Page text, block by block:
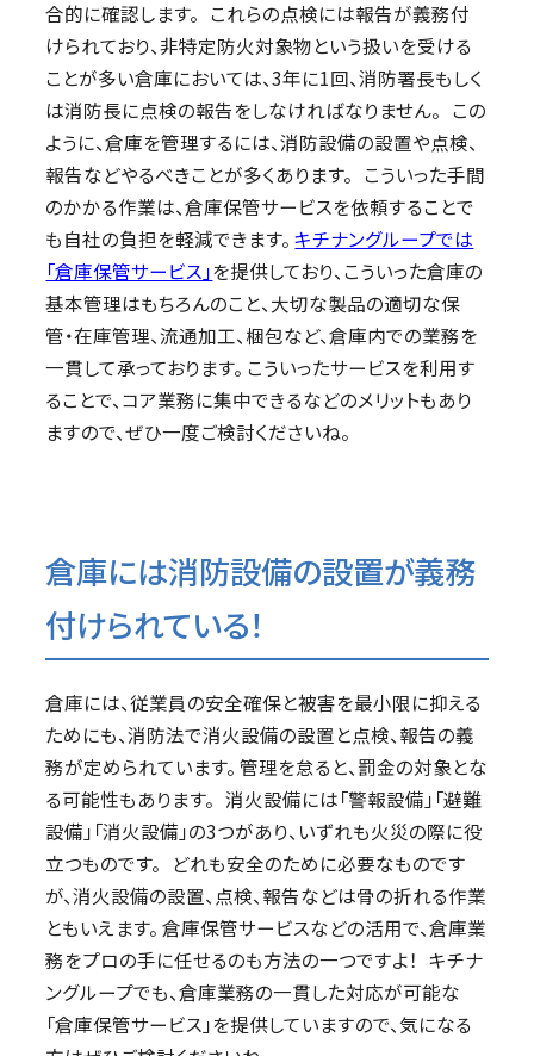
合的に確認します。 これらの点検には報告が義務付
けられており、非特定防火対象物という扱いを受ける
ことが多い倉庫においては、3年に1回、消防署長もしく
は消防長に点検の報告をしなければなりません。 この
ように、倉庫を管理するには、消防設備の設置や点検、
報告などやるべきことが多くあります。 こういった手間
のかかる作業は、倉庫保管サービスを依頼することで
も自社の負担を軽減できます。キチナングループでは
「倉庫保管サービス」を提供しており、こういった倉庫の
基本管理はもちろんのこと、大切な製品の適切な保
管・在庫管理、流通加工、梱包など、倉庫内での業務を
一貫して承っております。 こういったサービスを利用す
ることで、コア業務に集中できるなどのメリットもあり
ますので、ぜひ一度ご検討くださいね。
倉庫には消防設備の設置が義務
付けられている！
倉庫には、従業員の安全確保と被害を最小限に抑える
ためにも、消防法で消火設備の設置と点検、報告の義
務が定められています。 管理を怠ると、罰金の対象とな
る可能性もあります。 消火設備には「警報設備」「避難
設備」「消火設備」の3つがあり、いずれも火災の際に役
立つものです。 どれも安全のために必要なものです
が、消火設備の設置、点検、報告などは骨の折れる作業
ともいえます。 倉庫保管サービスなどの活用で、倉庫業
務をプロの手に任せるのも方法の一つですよ！ キチナ
ングループでも、倉庫業務の一貫した対応が可能な
「倉庫保管サービス」を提供していますので、気になる